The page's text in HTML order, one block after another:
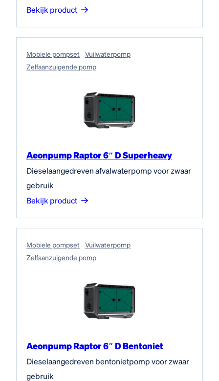
Bekijk product
Mobiele pompset
Vuilwaterpomp
Zelfaanzuigende pomp
Aeonpump Raptor 6″ D Superheavy
Dieselaangedreven afvalwaterpomp voor zwaar
gebruik
Bekijk product
Mobiele pompset
Vuilwaterpomp
Zelfaanzuigende pomp
Aeonpump Raptor 6″ D Bentoniet
Dieselaangedreven bentonietpomp voor zwaar
gebruik